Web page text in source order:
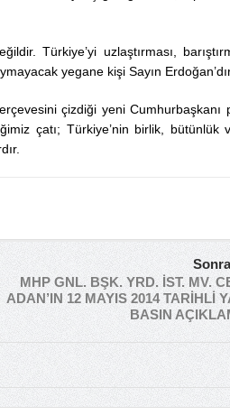
Türkiye’yi uzlaştırması,
yegane kişi Sayın
çizdiği yeni Cumhurbaşkanı
çatı; Türkiye’nin birlik, bütünlük
MHP GNL. BŞK. YRD. İST. MV.
ADAN’IN 12 MAYIS 2014 TARİHLİ
BASIN